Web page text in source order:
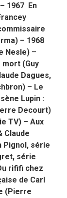
1967 En
– 1968
Nesle) –
mort (Guy
Dagues,
– Le
Lupin :
Decourt)
TV) – Aux
Claude
Pignol, série
série
rififi chez
de Carl
(Pierre